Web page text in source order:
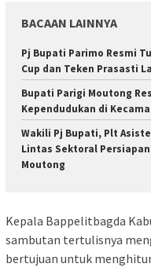
BACAAN LAINNYA
Pj Bupati Parimo Resmi
Cup dan Teken Prasasti
Bupati Parigi Moutong
Kependudukan di
Wakili Pj Bupati, Plt
Lintas Sektoral
Moutong
Kepala Bappelitbagda
sambutan tertulisnya
bertujuan untuk